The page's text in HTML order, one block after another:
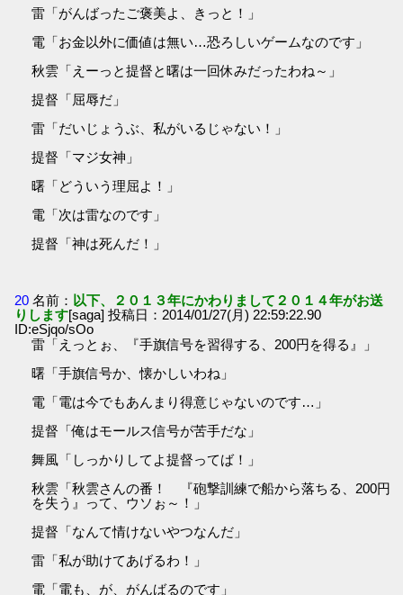
雷「がんばったご褒美よ、きっと！」
電「お金以外に価値は無い…恐ろしいゲームなのです」
秋雲「えーっと提督と曙は一回休みだったわね～」
提督「屈辱だ」
雷「だいじょうぶ、私がいるじゃない！」
提督「マジ女神」
曙「どういう理屈よ！」
電「次は雷なのです」
提督「神は死んだ！」
20 名前： 以下、２０１３年にかわりまして２０１４年がお送
りします[saga] 投稿日：2014/01/27(月) 22:59:22.90
ID:eSjqo/sOo
雷「えっとぉ、『手旗信号を習得する、200円を得る』」
曙「手旗信号か、懐かしいわね」
電「電は今でもあんまり得意じゃないのです…」
提督「俺はモールス信号が苦手だな」
舞風「しっかりしてよ提督ってば！」
秋雲「秋雲さんの番！ 『砲撃訓練で船から落ちる、200円
を失う』って、ウソぉ～！」
提督「なんて情けないやつなんだ」
雷「私が助けてあげるわ！」
電「電も、が、がんばるのです」